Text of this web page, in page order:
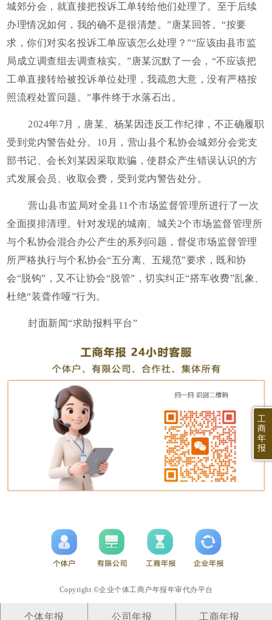
个体年报 公司年报 工商年报
工
商
年
报
城郊分会，就直接把投诉工单转给他们处理了。至于后续
办理情况如何，我的确不是很清楚。”唐某回答。“按要
求，你们对实名投诉工单应该怎么处理？”“应该由县市监
局成立调查组去调查核实。”唐某沉默了一会，“不应该把
工单直接转给被投诉单位处理，我疏忽大意，没有严格按
照流程处置问题。”事件终于水落石出。
2024年7月，唐某、杨某因违反工作纪律，不正确履职
受到党内警告处分。10月，营山县个私协会城郊分会党支
部书记、会长刘某因采取欺骗，使群众产生错误认识的方
式发展会员、收取会费，受到党内警告处分。
营山县市监局对全县11个市场监督管理所进行了一次
全面摸排清理。针对发现的城南、城关2个市场监督管理所
与个私协会混合办公产生的系列问题，督促市场监督管理
所严格执行与个私协会“五分离、五规范”要求，既和协
会“脱钩”，又不让协会“脱管”，切实纠正“搭车收费”乱象、
杜绝“装聋作哑”行为。
封面新闻“求助报料平台”
Copyright ©企业个体工商户年报年审代办平台